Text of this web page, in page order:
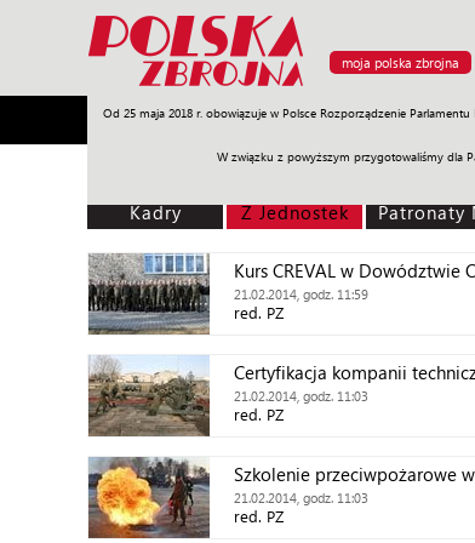
moja polska zbrojna
Od 25 maja 2018 r. obowiązuje w Polsce Rozporządzenie
W związku z powyższym przygotowaliśmy dla
Armia Poligon Sprzęt Misje Polityka
Kadry Z Jednostek Patronaty
Kurs CREVAL w Dowództwie
21.02.2014, godz. 11:59
red. PZ
Certyfikacja kompanii
21.02.2014, godz. 11:03
red. PZ
Szkolenie przeciwpożarowe
21.02.2014, godz. 11:03
red. PZ